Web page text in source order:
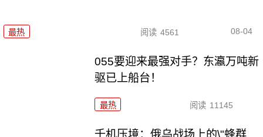
最热 阅读 4561 08-04
055要迎来最强对手？东瀛万吨新
驱已上船台！
最热 阅读 11145
千机压境：俄乌战场上的\"蜂群